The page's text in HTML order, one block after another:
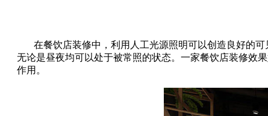
在餐饮店装修中，利用人工光源照明可以创造良好的可
无论是昼夜均可以处于被常照的状态。一家餐饮店装修效
作用。